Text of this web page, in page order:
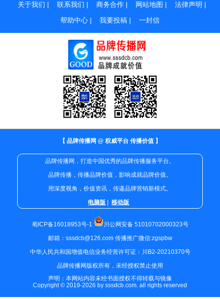
关于我们 | 联系我们 | 商务合作 | 网站地图 | 法律声明 |
帮助中心 | 我要投稿 | 一封信
【 品牌传播网 @ 权威平台 传播价值 】
品牌传播网，打造中国优秀的品牌传播服务平台。
品牌传播，传播品牌价值，影响成就品牌价值。
用深度视角，价值资讯，传递品牌营销新模式。
电脑版
移动版
蜀ICP备16018953号-1
川公网安备 51010702000323号
邮箱：sssdcb@126.com 传播推广微信:zgspbw
中华人民共和国增值电信业务经营许可证：川B2-20210370号
品牌传播网版权所有，未经授权禁止使用
声明：本网站内容未经书面授权不得转载与镜像
Copyright © 2019-2026 by sssdcb.com. all rights reserved